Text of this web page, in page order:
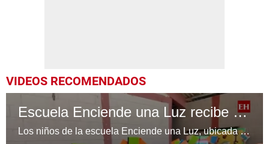
VIDEOS RECOMENDADOS
Escuela Enciende una Luz recibe cuadernos Quick, gracias a la Maratón del Saber
Los niños de la escuela Enciende una Luz, ubicada en la colonia Altos de Santa Rosa, al sur de Tegucigalpa, recibieron cuadernos Quick como parte de la Campaña Maratón del Saber.